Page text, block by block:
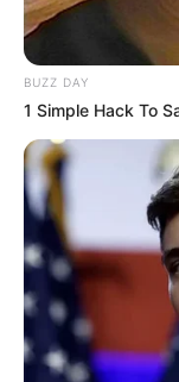
BUZZ DAY
1 Simple Hack To